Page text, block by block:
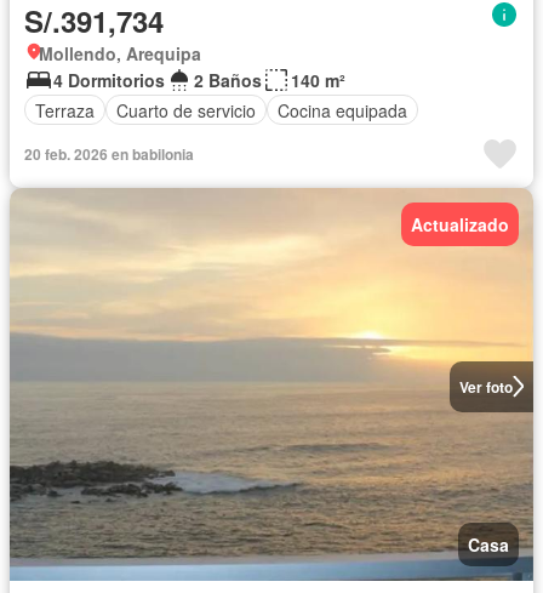
S/.391,734
Mollendo, Arequipa
4 Dormitorios
2 Baños
140 m²
Terraza
Cuarto de servicio Cocina equipada
20 feb. 2026 en babilonia
Ver foto
Actualizado
Casa